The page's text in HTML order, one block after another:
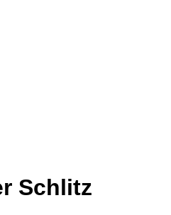
Schlitz